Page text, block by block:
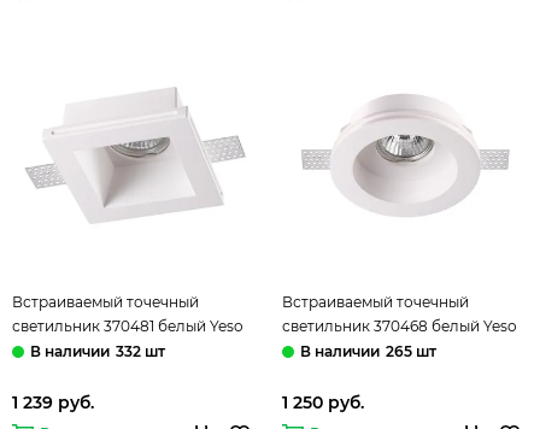
Встраиваемый точечный
светильник 370481 белый Yeso
Novotech
332 шт
1 239 руб.
Встраиваемый точечный
светильник 370468 белый Yeso
Novotech
265 шт
1 250 руб.